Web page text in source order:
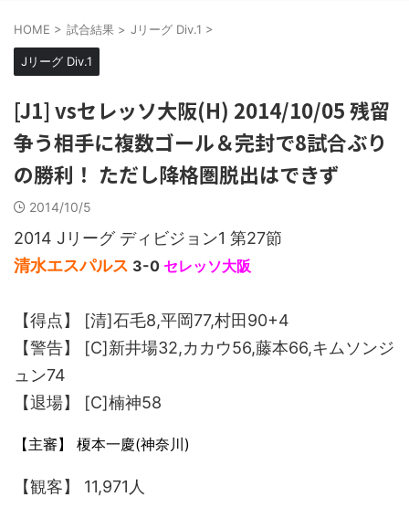
HOME > 試合結果 > Jリーグ Div.1 >
Jリーグ Div.1
[J1] vsセレッソ大阪(H) 2014/10/05 残留
争う相手に複数ゴール＆完封で8試合ぶり
の勝利！ ただし降格圏脱出はできず
2014/10/5
2014 Jリーグ ディビジョン1 第27節
清水エスパルス 3-0 セレッソ大阪
【得点】 [清]石毛8,平岡77,村田90+4
【警告】 [C]新井場32,カカウ56,藤本66,キムソンジ
ュン74
【退場】 [C]楠神58
【主審】 榎本一慶(神奈川)
【観客】 11,971人